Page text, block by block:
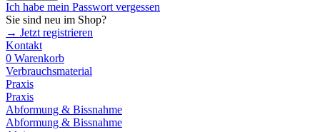
Ich habe mein Passwort vergessen
Sie sind neu im Shop?
→ Jetzt registrieren
Kontakt
0 Warenkorb
Verbrauchsmaterial
Praxis
Praxis
Abformung & Bissnahme
Abformung & Bissnahme